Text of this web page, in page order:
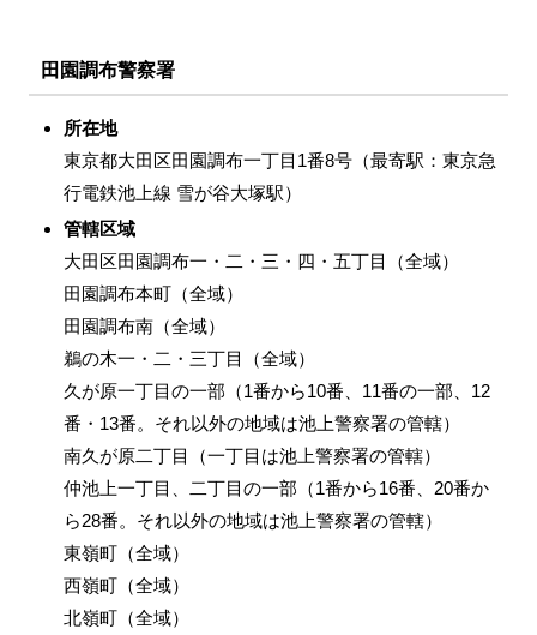
田園調布警察署
所在地
東京都大田区田園調布一丁目1番8号（最寄駅：東京急
行電鉄池上線 雪が谷大塚駅）
管轄区域
大田区田園調布一・二・三・四・五丁目（全域）
田園調布本町（全域）
田園調布南（全域）
鵜の木一・二・三丁目（全域）
久が原一丁目の一部（1番から10番、11番の一部、12
番・13番。それ以外の地域は池上警察署の管轄）
南久が原二丁目（一丁目は池上警察署の管轄）
仲池上一丁目、二丁目の一部（1番から16番、20番か
ら28番。それ以外の地域は池上警察署の管轄）
東嶺町（全域）
西嶺町（全域）
北嶺町（全域）